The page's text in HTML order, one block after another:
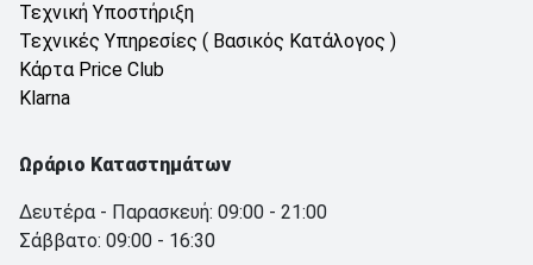
Τεχνική Υποστήριξη
Τεχνικές Υπηρεσίες ( Βασικός Κατάλογος )
Κάρτα Price Club
Klarna
Ωράριο Καταστημάτων
Δευτέρα - Παρασκευή: 09:00 - 21:00
Σάββατο: 09:00 - 16:30